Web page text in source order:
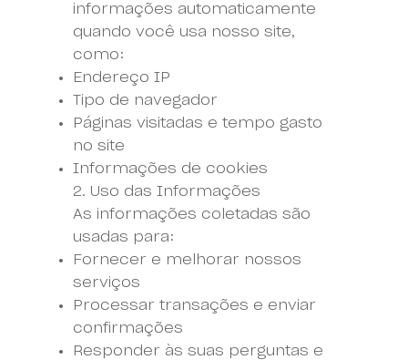
informações automaticamente
quando você usa nosso site,
como:
Endereço IP
Tipo de navegador
Páginas visitadas e tempo gasto
no site
Informações de cookies
2. Uso das Informações
As informações coletadas são
usadas para:
Fornecer e melhorar nossos
serviços
Processar transações e enviar
confirmações
Responder às suas perguntas e